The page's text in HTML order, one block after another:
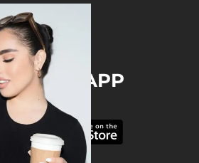
THE APP